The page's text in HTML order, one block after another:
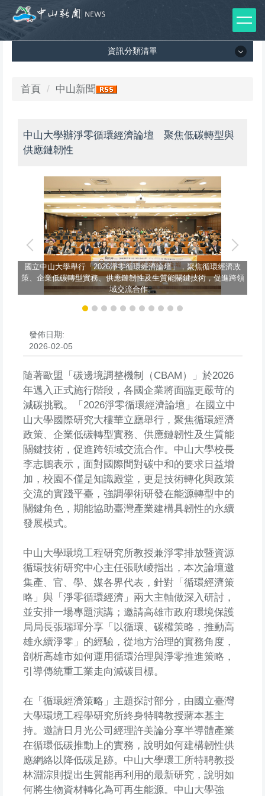
到
主
資訊分類清單
資訊分類清單
媒體報導
出版品
師生榮譽
首頁 中山新聞
中山大學辦淨零循環經濟論壇 聚焦低碳轉型與
供應鏈韌性
國立中山大學舉行「2026淨零循環經濟論壇」，聚焦循環經濟政
策、企業低碳轉型實務、供應鏈韌性及生質能關鍵技術，促進跨領
域交流合作。
發佈日期:
2026-02-05
隨著歐盟「碳邊境調整機制（CBAM）」於2026
年邁入正式施行階段，各國企業將面臨更嚴苛的
減碳挑戰。「2026淨零循環經濟論壇」在國立中
山大學國際研究大樓華立廳舉行，聚焦循環經濟
政策、企業低碳轉型實務、供應鏈韌性及生質能
關鍵技術，促進跨領域交流合作。中山大學校長
李志鵬表示，面對國際間對碳中和的要求日益增
加，校園不僅是知識殿堂，更是技術轉化與政策
交流的實踐平臺，強調學術研發在能源轉型中的
關鍵角色，期能協助臺灣產業建構具韌性的永續
發展模式。
中山大學環境工程研究所教授兼淨零排放暨資源
循環技術研究中心主任張耿崚指出，本次論壇邀
集產、官、學、媒各界代表，針對「循環經濟策
略」與「淨零循環經濟」兩大主軸做深入研討，
並安排一場專題演講；邀請高雄市政府環境保護
局局長張瑞琿分享「以循環、碳權策略，推動高
雄永續淨零」的經驗，從地方治理的實務角度，
剖析高雄市如何運用循環治理與淨零推進策略，
引導傳統重工業走向減碳目標。
在「循環經濟策略」主題探討部分，由國立臺灣
大學環境工程學研究所終身特聘教授蔣本基主
持。邀請日月光公司經理許美論分享半導體產業
在循環低碳推動上的實務，說明如何建構韌性供
應網絡以降低碳足跡。中山大學環工所特聘教授
林淵淙則提出生質能再利用的最新研究，說明如
何將生物資材轉化為可再生能源。中山大學強